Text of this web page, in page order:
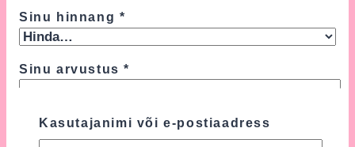
Sinu hinnang *
Sinu arvustus*
Kasutajanimi või e-postiaadress